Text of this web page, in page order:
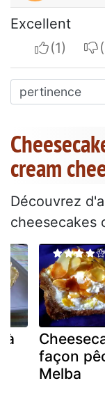
Excellent
I
cream
Découvrez
cheesecakes
à
façon
Melba